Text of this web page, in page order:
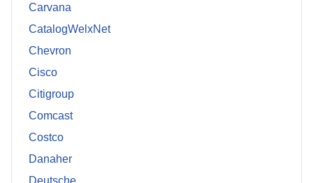
Carvana
CatalogWelxNet
Chevron
Cisco
Citigroup
Comcast
Costco
Danaher
Deutsche